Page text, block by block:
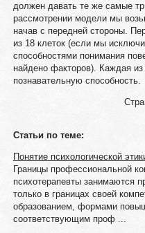
должен давать те же самые
рассмотрении модели мы
начав с передней стороны.
из 18 клеток (если мы
способностями понимания
найдено факторов). Каждая
познавательную способность.
Статьи по теме:
Понятие психологической
Границы профессиональной
психотерапевты занимаются
только в границах своей
образованием, формами
соответствующим проф ...